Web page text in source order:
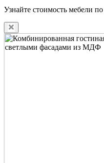
Узнайте стоимость мебели